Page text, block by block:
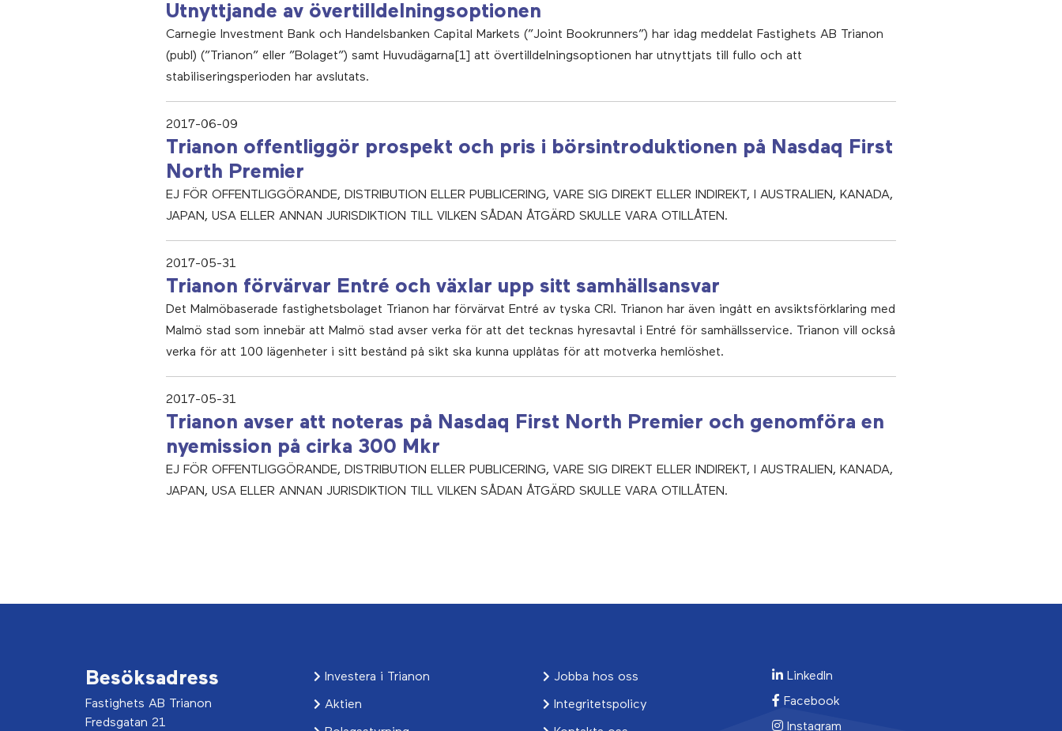
Utnyttjande av övertilldelningsoptionen
Carnegie Investment Bank och Handelsbanken Capital Markets (”Joint Bookrunners”) har idag meddelat Fastighets AB Trianon
(publ) (”Trianon” eller ”Bolaget”) samt Huvudägarna[1] att övertilldelningsoptionen har utnyttjats till fullo och att
stabiliseringsperioden har avslutats.
2017-06-09
Trianon offentliggör prospekt och pris i börsintroduktionen på Nasdaq First
North Premier
EJ FÖR OFFENTLIGGÖRANDE, DISTRIBUTION ELLER PUBLICERING, VARE SIG DIREKT ELLER INDIREKT, I AUSTRALIEN, KANADA,
JAPAN, USA ELLER ANNAN JURISDIKTION TILL VILKEN SÅDAN ÅTGÄRD SKULLE VARA OTILLÅTEN.
2017-05-31
Trianon förvärvar Entré och växlar upp sitt samhällsansvar
Det Malmöbaserade fastighetsbolaget Trianon har förvärvat Entré av tyska CRI. Trianon har även ingått en avsiktsförklaring med
Malmö stad som innebär att Malmö stad avser verka för att det tecknas hyresavtal i Entré för samhällsservice. Trianon vill också
verka för att 100 lägenheter i sitt bestånd på sikt ska kunna upplåtas för att motverka hemlöshet.
2017-05-31
Trianon avser att noteras på Nasdaq First North Premier och genomföra en
nyemission på cirka 300 Mkr
EJ FÖR OFFENTLIGGÖRANDE, DISTRIBUTION ELLER PUBLICERING, VARE SIG DIREKT ELLER INDIREKT, I AUSTRALIEN, KANADA,
JAPAN, USA ELLER ANNAN JURISDIKTION TILL VILKEN SÅDAN ÅTGÄRD SKULLE VARA OTILLÅTEN.
Besöksadress
Fastighets AB Trianon
Fredsgatan 21
Investera i Trianon
Aktien
Jobba hos oss
Integritetspolicy
LinkedIn
Facebook
Instagram